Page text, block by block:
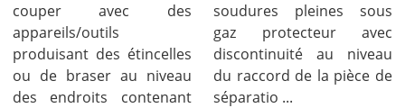
couper avec des
appareils/outils
produisant des étincelles
ou de braser au niveau
des endroits contenant
soudures pleines sous
gaz protecteur avec
discontinuité au niveau
du raccord de la pièce de
séparatio ...